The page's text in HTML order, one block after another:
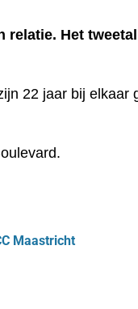
Het
22 jaar bij
Maastricht